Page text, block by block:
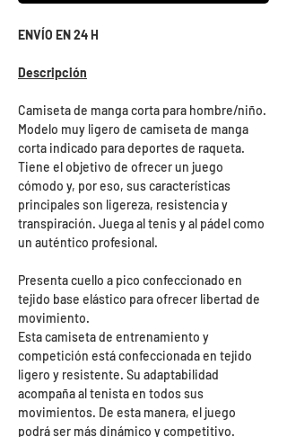
ENVÍO EN 24 H
Descripción
Camiseta de manga corta para hombre/niño.
Modelo muy ligero de camiseta de manga
corta indicado para deportes de raqueta.
Tiene el objetivo de ofrecer un juego
cómodo y, por eso, sus características
principales son ligereza, resistencia y
transpiración. Juega al tenis y al pádel como
un auténtico profesional.
Presenta cuello a pico confeccionado en
tejido base elástico para ofrecer libertad de
movimiento.
Esta camiseta de entrenamiento y
competición está confeccionada en tejido
ligero y resistente. Su adaptabilidad
acompaña al tenista en todos sus
movimientos. De esta manera, el juego
podrá ser más dinámico y competitivo.